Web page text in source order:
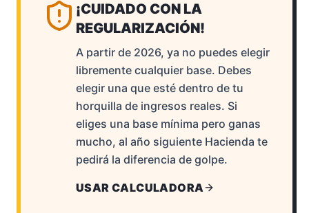
¡CUIDADO CON LA
REGULARIZACIÓN!
A partir de 2026, ya no puedes elegir
libremente cualquier base. Debes
elegir una que esté dentro de tu
horquilla de ingresos reales. Si
eliges una base mínima pero ganas
mucho, al año siguiente Hacienda te
pedirá la diferencia de golpe.
USAR CALCULADORA